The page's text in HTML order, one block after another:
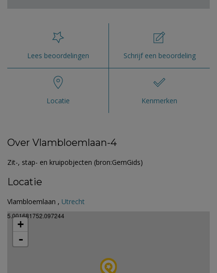
Lees beoordelingen Schrijf een beoordeling
Locatie Kenmerken
Over Vlambloemlaan-4
Zit-, stap- en kruipobjecten (bron:GemGids)
Locatie
Vlambloemlaan , Utrecht
5.001681752.097244
+
-